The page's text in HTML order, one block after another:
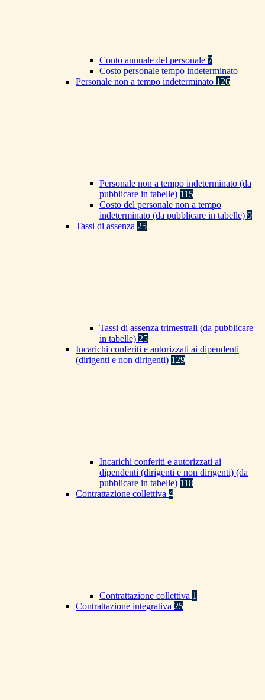
Conto annuale del personale 7
Costo personale tempo indeterminato
Personale non a tempo indeterminato 126
Personale non a tempo indeterminato (da
pubblicare in tabelle) 115
Costo del personale non a tempo
indeterminato (da pubblicare in tabelle) 9
Tassi di assenza 25
Tassi di assenza trimestrali (da pubblicare
in tabelle) 25
Incarichi conferiti e autorizzati ai dipendenti
(dirigenti e non dirigenti) 129
Incarichi conferiti e autorizzati ai
dipendenti (dirigenti e non dirigenti) (da
pubblicare in tabelle) 118
Contrattazione collettiva 4
Contrattazione collettiva 1
Contrattazione integrativa 25